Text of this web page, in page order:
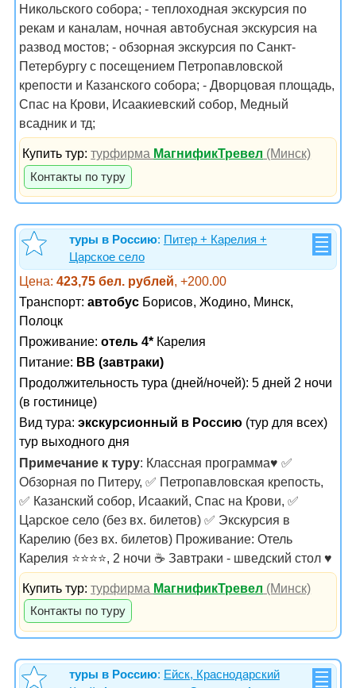
Никольского собора; - теплоходная экскурсия по
рекам и каналам, ночная автобусная экскурсия на
развод мостов; - обзорная экскурсия по Санкт-
Петербургу с посещением Петропавловской
крепости и Казанского собора; - Дворцовая площадь,
Спас на Крови, Исаакиевский собор, Медный
всадник и тд;
Купить тур:турфирма МагнификТревел (Минск)
Контакты по туру
туры в Россию: Питер + Карелия +
Царское село
Цена: 423,75 бел. рублей, +200.00
Транспорт: автобус Борисов, Жодино, Минск,
Полоцк
Проживание: отель 4* Карелия
Питание: BB (завтраки)
Продолжительность тура (дней/ночей): 5 дней 2 ночи
(в гостинице)
Вид тура: экскурсионный в Россию (тур для всех)
тур выходного дня
Примечание к туру: Классная программа♥️ ✅
Обзорная по Питеру, ✅ Петропавловская крепость,
✅ Казанский собор, Исаакий, Спас на Крови, ✅
Царское село (без вх. билетов) ✅ Экскурсия в
Карелию (без вх. билетов) Проживание: Отель
Карелия ⭐⭐⭐⭐, 2 ночи ☕ Завтраки - шведский стол ♥️
Купить тур:турфирма МагнификТревел (Минск)
Контакты по туру
туры в Россию: Ейск, Краснодарский